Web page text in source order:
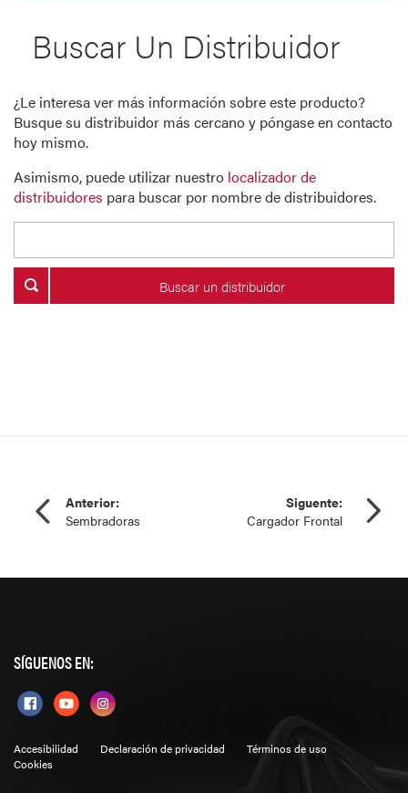
Buscar Un Distribuidor
¿Le interesa ver más información sobre este producto?
Busque su distribuidor más cercano y póngase en contacto
hoy mismo.
Asimismo, puede utilizar nuestro localizador de
distribuidores para buscar por nombre de distribuidores.
Buscar un distribuidor
Anterior:
Sembradoras
Siguente:
Cargador Frontal
SÍGUENOS EN:
Accesibilidad Declaración de privacidad
Términos de uso
Cookies